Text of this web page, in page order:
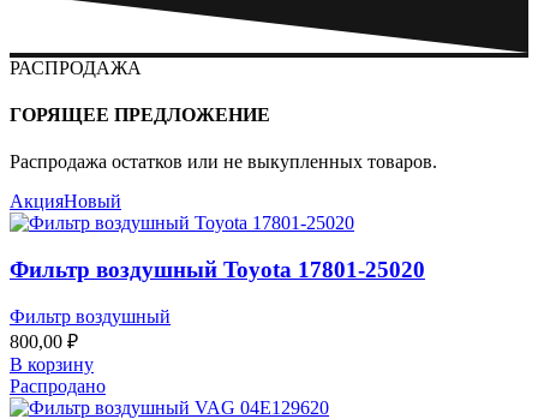
РАСПРОДАЖА
ГОРЯЩЕЕ ПРЕДЛОЖЕНИЕ
Распродажа остатков или не выкупленных товаров.
АкцияНовый
Фильтр воздушный Toyota 17801-25020
Фильтр воздушный
800,00 ₽
В корзину
Распродано